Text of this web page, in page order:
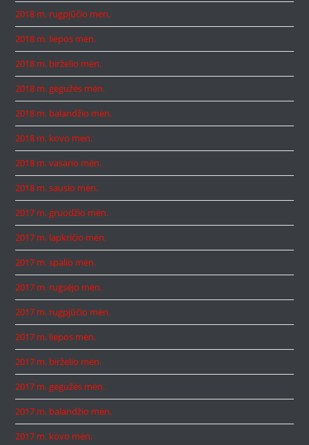
2018 m. rugpjūčio mėn.
2018 m. liepos mėn.
2018 m. birželio mėn.
2018 m. gegužės mėn.
2018 m. balandžio mėn.
2018 m. kovo mėn.
2018 m. vasario mėn.
2018 m. sausio mėn.
2017 m. gruodžio mėn.
2017 m. lapkričio mėn.
2017 m. spalio mėn.
2017 m. rugsėjo mėn.
2017 m. rugpjūčio mėn.
2017 m. liepos mėn.
2017 m. birželio mėn.
2017 m. gegužės mėn.
2017 m. balandžio mėn.
2017 m. kovo mėn.